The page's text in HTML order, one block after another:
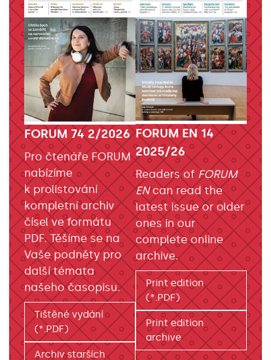
FORUM 74 2/2026
Pro čtenáře FORUM
nabízíme
k prolistování
kompletní archiv
čísel ve formátu
PDF. Těšíme se na
Vaše podněty pro
další témata
našeho časopisu.
Tištěné vydání
(*.PDF)
Archiv starších
FORUM EN 14
2025/26
Readers of FORUM
ENcan read the
latest issue or older
ones in our
complete online
archive.
Print edition
(*.PDF)
Print edition
archive